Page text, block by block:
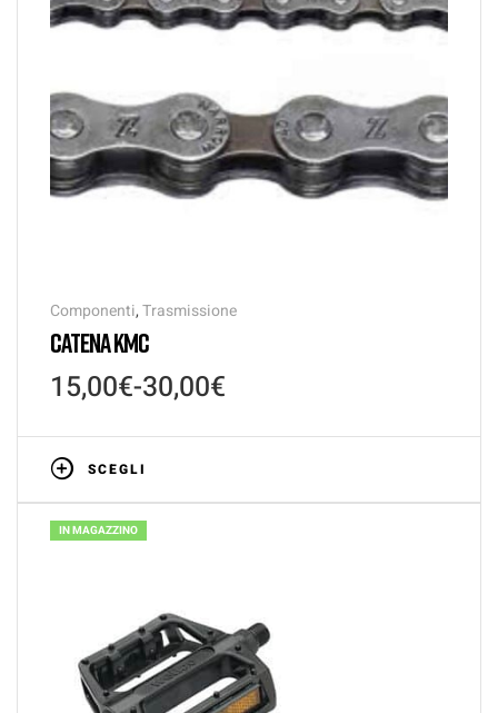
Componenti,Trasmissione
CATENA KMC
15,00€-30,00€
SCEGLI
IN MAGAZZINO